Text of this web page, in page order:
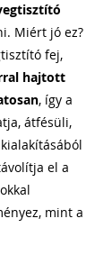
Miért jó ez?
fej,
hajtott
, így a
átfésüli,
el a
mint a